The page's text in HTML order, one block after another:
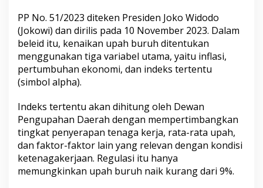
PP No. 51/2023 diteken Presiden Joko Widodo
(Jokowi) dan dirilis pada 10 November 2023. Dalam
beleid itu, kenaikan upah buruh ditentukan
menggunakan tiga variabel utama, yaitu inflasi,
pertumbuhan ekonomi, dan indeks tertentu
(simbol alpha).
Indeks tertentu akan dihitung oleh Dewan
Pengupahan Daerah dengan mempertimbangkan
tingkat penyerapan tenaga kerja, rata-rata upah,
dan faktor-faktor lain yang relevan dengan kondisi
ketenagakerjaan. Regulasi itu hanya
memungkinkan upah buruh naik kurang dari 9%.